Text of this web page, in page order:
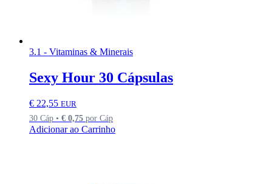
3.1 - Vitaminas & Minerais
Sexy Hour 30 Cápsulas
€ 22,55 EUR
30 Cáp • € 0,75 por Cáp
Adicionar ao Carrinho